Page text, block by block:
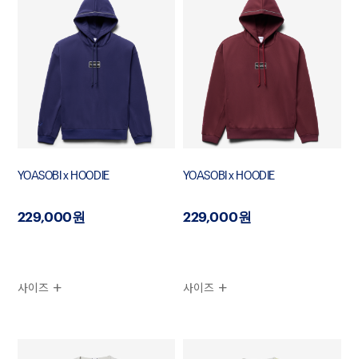
YOASOBI x HOODIE
229,000원
사이즈
YOASOBI x HOODIE
229,000원
사이즈